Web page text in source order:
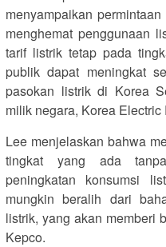
menyampaikan
menghemat penggunaan
tarif listrik tetap pada
publik dapat meningkat
pasokan listrik di Korea
milik negara, Korea
Lee menjelaskan bahwa
tingkat yang ada
peningkatan konsumsi
mungkin beralih dari
listrik, yang akan memberi
Kepco.